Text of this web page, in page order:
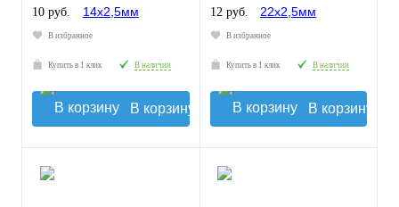
10 руб.
В избранное
Купить в 1 клик В наличии
В корзину
12 руб.
В избранное
Купить в 1 клик В наличии
В корзину